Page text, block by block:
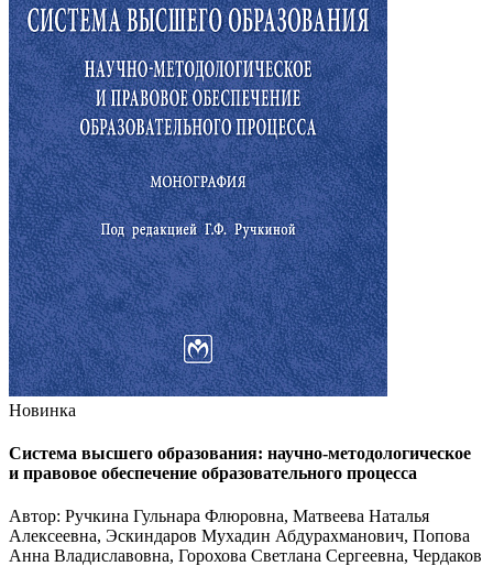
Новинка
Система высшего образования: научно-методологическое
и правовое обеспечение образовательного процесса
Автор: Ручкина Гульнара Флюровна, Матвеева Наталья
Алексеевна, Эскиндаров Мухадин Абдурахманович, Попова
Анна Владиславовна, Горохова Светлана Сергеевна, Чердаков